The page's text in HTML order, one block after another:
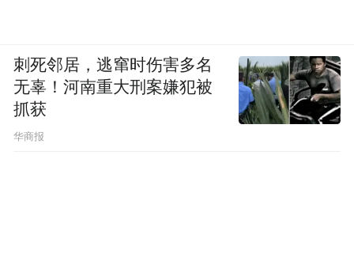
刺死邻居，逃窜时伤害多名
无辜！河南重大刑案嫌犯被
抓获
华商报